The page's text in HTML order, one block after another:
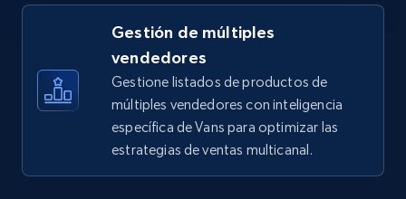
URL, Title, Available, Description, Currency, Initial
price, Final price, Discount percent, and more.
668+ Comenzar ahora
Gestión de múltiples
vendedores
Gestione listados de productos de
múltiples vendedores con inteligencia
específica de Vans para optimizar las
estrategias de ventas multicanal.